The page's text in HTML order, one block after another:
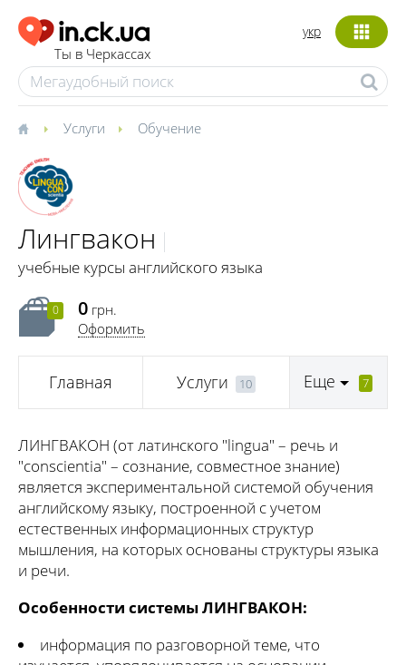
Ты в Черкассах
укр
Услуги Обучение
Лингвакон
учебные курсы английского языка
0 0 грн.
Оформить
Главная Услуги 10 Еще 7
ЛИНГВАКОН (от латинского "lingua" – речь и
"conscientia" – сознание, совместное знание)
является экспериментальной системой обучения
английскому языку, построенной с учетом
естественных информационных структур
мышления, на которых основаны структуры языка
и речи.
Особенности системы ЛИНГВАКОН:
информация по разговорной теме, что